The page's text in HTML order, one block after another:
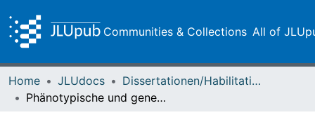
Communities & Collections All of
Home JLUdocs
Dissertationen/Habilitationen
Phänotypische und genetische Parameter ausgewählter klinischer und klinisch-chemischer Merkmale zur Charakterisierung der Resistenz gegenüber Sarcocystis miescheriana im F2-Modell beim Schwein